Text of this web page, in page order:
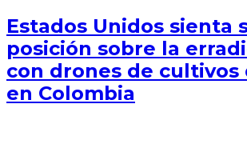
Estados Unidos sienta
posición sobre la
con drones de cultivos
en Colombia